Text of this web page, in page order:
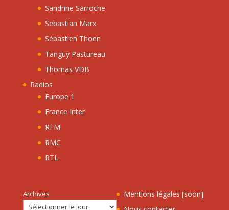
Sandrine Sarroche
Sebastian Marx
Sébastien Thoen
Tanguy Pastureau
Thomas VDB
Radios
Europe 1
France Inter
RFM
RMC
RTL
Archives
Mentions légales [soon]